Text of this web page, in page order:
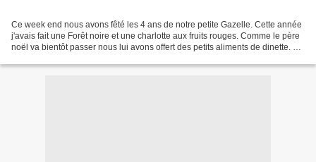
Ce week end nous avons fêté les 4 ans de notre petite Gazelle. Cette année
j'avais fait une Forêt noire et une charlotte aux fruits rouges. Comme le père
noël va bientôt passer nous lui avons offert des petits aliments de dinette. Ca